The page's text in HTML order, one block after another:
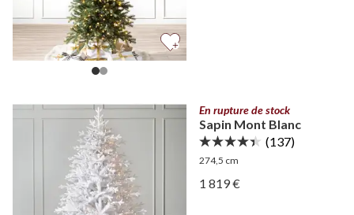
En rupture de stock
Sapin Mont Blanc
(137)
274,5 cm
Afficher Sapin Mont
Afficher Sapin Mont
1 819 €